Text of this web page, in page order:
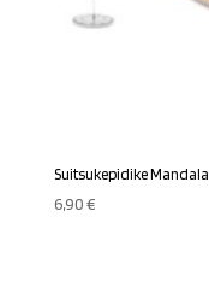
Suitsukepidike Mandala
6,90€